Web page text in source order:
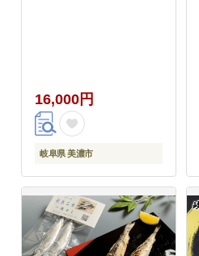
16,000円
岐阜県 美濃市